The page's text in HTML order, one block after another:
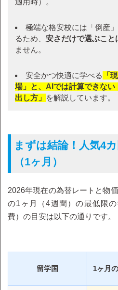
適用時）。
極端な格安校には「倒産
るため、 安さだけで選ぶこと
ません。
安全かつ快適に学べる
「
場」と、AIでは計算できな
出し方」
を解説しています。
まずは結論！人気4
（1ヶ月）
2026年現在の為替レートと物
の1ヶ月（4週間）の最低限
費）の目安は以下の通りです。
留学国 1ヶ月